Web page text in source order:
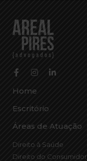
Home
Escritório
Áreas de Atuação
Direito à Saúde
Direito do Consumidor